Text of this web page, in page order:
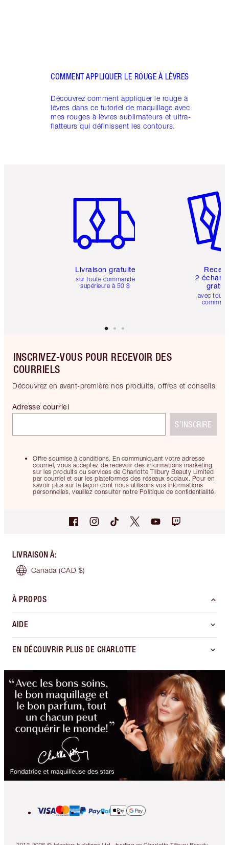
COMMENT APPLIQUER LE ROUGE À LÈVRES
Découvrez comment appliquer le rouge à
lèvres dans ce tutoriel de maquillage avec
mes rouges à lèvres sublimateurs et ultra-
flatteurs qui définissent les contours.
Livraison gratuite
sur toute commande
supérieure à 50 $
2
avec
INSCRIVEZ-VOUS POUR RECEVOIR DES
COURRIELS
Découvrez en avant-première nos produits, offres et conseils
Offre soumise à conditions. En communiquant votre adresse
courriel, vous acceptez de recevoir des informations marketing
sur les produits ou services de Charlotte Tilbury Beauty Limited
par courriel et sur les plateformes des réseaux sociaux. Pour en
savoir plus sur la façon dont nous utilisons vos informations
personnelles, veuillez consulter notre Politique de confidentialité.
Adresse courriel
S’INSCRIRE
LIVRAISON À:
Canada (CAD $)
À PROPOS
AIDE
EN DÉCOUVRIR PLUS DE CHARLOTTE